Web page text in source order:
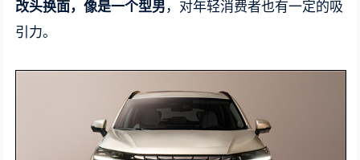
改头换面，像是一个型男 ，对年轻消费者也有一定的吸
引力。